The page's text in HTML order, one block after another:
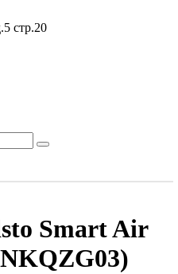
стр.20
Smart Air